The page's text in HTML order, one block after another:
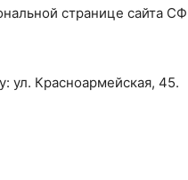
странице сайта
ул. Красноармейская, 45.